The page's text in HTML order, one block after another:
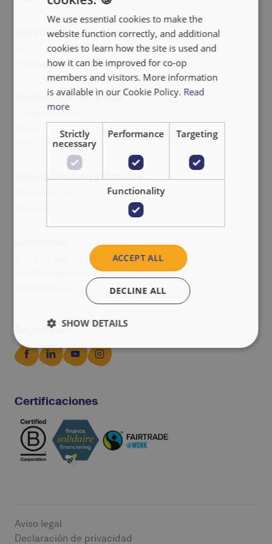
Solicitar financiamiento
Instituciones de microfinanzas
Organizaciones agrícolas sostenibles
Regiones de actividad
Latinoamérica
Documentación y Noticias
+32 (0)2 538 58 62
Síguenos
Certificaciones
Aviso legal
Declaración de privacidad
FRANÇAIS
We use essential cookies to make the
website function correctly, and additional
cookies to learn how the site is used and
how it can be improved for co-op
members and visitors. More information
is available in our Cookie Policy. Read
more
Strictly
necessary
Performance Targeting
Functionality
ACCEPT ALL
DECLINE ALL
SHOW DETAILS